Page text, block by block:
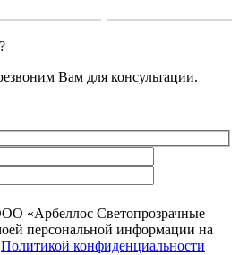
Вам для консультации.
«Арбеллос Светопрозрачные
персональной информации на
Политикой конфиденциальности